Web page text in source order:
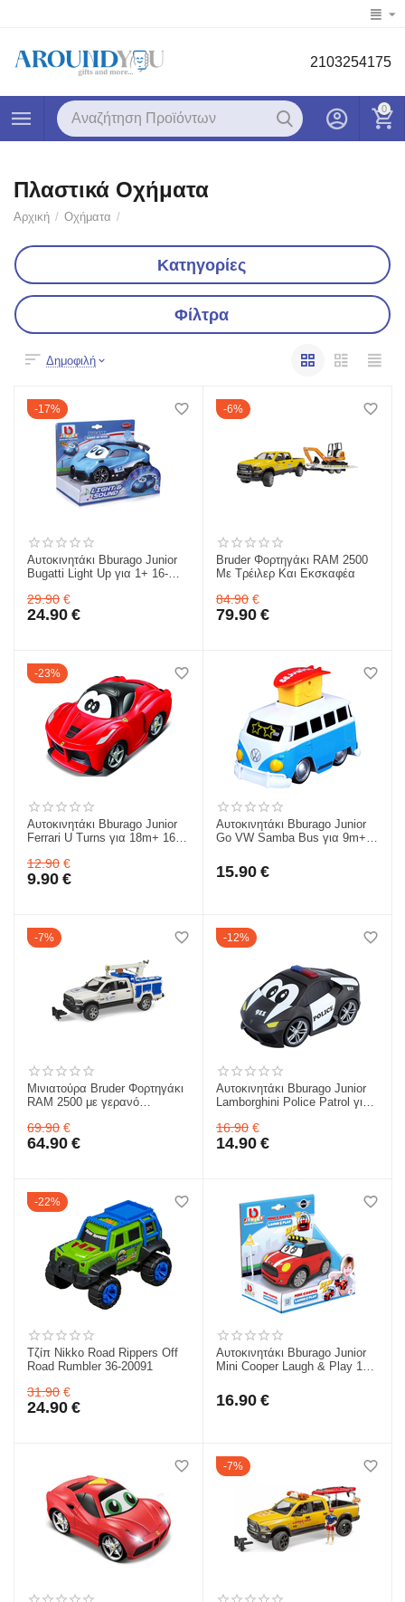
2103254175
0
Πλαστικά Οχήματα
Αρχική / Οχήματα /
Κατηγορίες
Φίλτρα
Δημοφιλή
17%
Αυτοκινητάκι Bburago Junior
Bugatti Light Up για 1+ 16-
29.90 €
24.90 €
6%
Bruder Φορτηγάκι RAM 2500
Με Τρέιλερ Και Εκσκαφέα
84.90 €
79.90 €
23%
Αυτοκινητάκι Bburago Junior
Ferrari U Turns για 18m+ 16-
12.90 €
9.90 €
Αυτοκινητάκι Bburago Junior
Go VW Samba Bus για 9m+
15.90 €
7%
Μινιατούρα Bruder Φορτηγάκι
RAM 2500 με γερανό
69.90 €
64.90 €
12%
Αυτοκινητάκι Bburago Junior
Lamborghini Police Patrol για
16.90 €
14.90 €
22%
Τζίπ Nikko Road Rippers Off
Road Rumbler 36-20091
31.90 €
24.90 €
Αυτοκινητάκι Bburago Junior
Mini Cooper Laugh & Play 18-
16.90 €
7%